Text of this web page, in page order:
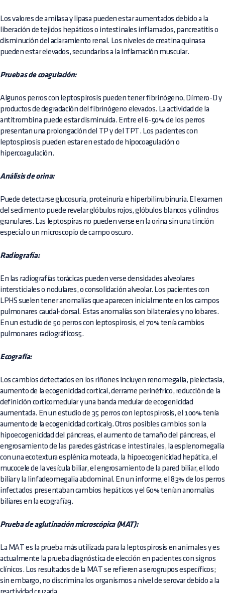
Los valores de amilasa y lipasa pueden estar aumentados debido a la
liberación de tejidos hepáticos o intestinales inflamados, pancreatitis o
disminución del aclaramiento renal. Los niveles de creatina quinasa
pueden estar elevados, secundarios a la inflamación muscular.
Pruebas de coagulación:
Algunos perros con leptospirosis pueden tener fibrinógeno, Dímero-D y
productos de degradación del fibrinógeno elevados. La actividad de la
antitrombina puede estar disminuida. Entre el 6-50% de los perros
presentan una prolongación del TP y del TPT. Los pacientes con
leptospirosis pueden estar en estado de hipocoagulación o
hipercoagulación.
Análisis de orina:
Puede detectarse glucosuria, proteinuria e hiperbilirrubinuria. El examen
del sedimento puede revelar glóbulos rojos, glóbulos blancos y cilindros
granulares. Las leptospiras no pueden verse en la orina sin una tinción
especial o un microscopio de campo oscuro.
Radiografía:
En las radiografías torácicas pueden verse densidades alveolares
intersticiales o nodulares, o consolidación alveolar. Los pacientes con
LPHS suelen tener anomalías que aparecen inicialmente en los campos
pulmonares caudal-dorsal. Estas anomalías son bilaterales y no lobares.
En un estudio de 50 perros con leptospirosis, el 70% tenía cambios
pulmonares radiográficos5.
Ecografía:
Los cambios detectados en los riñones incluyen renomegalia, pielectasia,
aumento de la ecogenicidad cortical, derrame perinéfrico, reducción de la
definición corticomedular y una banda medular de ecogenicidad
aumentada. En un estudio de 35 perros con leptospirosis, el 100% tenía
aumento de la ecogenicidad cortical9. Otros posibles cambios son la
hipoecogenicidad del páncreas, el aumento de tamaño del páncreas, el
engrosamiento de las paredes gástricas e intestinales, la esplenomegalia
con una ecotextura esplénica moteada, la hipoecogenicidad hepática, el
mucocele de la vesícula biliar, el engrosamiento de la pared biliar, el lodo
biliar y la linfadeomegalia abdominal. En un informe, el 83% de los perros
infectados presentaban cambios hepáticos y el 60% tenían anomalías
biliares en la ecografía9.
Prueba de aglutinación microscópica (MAT):
La MAT es la prueba más utilizada para la leptospirosis en animales y es
actualmente la prueba diagnóstica de elección en pacientes con signos
clínicos. Los resultados de la MAT se refieren a serogrupos específicos;
sin embargo, no discrimina los organismos a nivel de serovar debido a la